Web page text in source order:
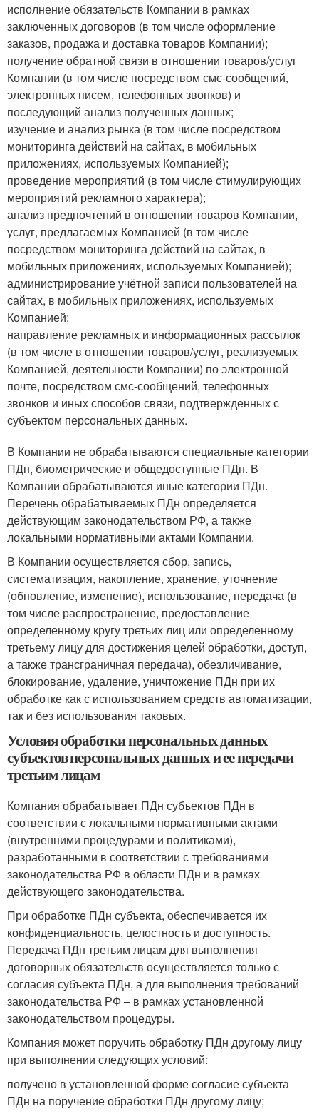
исполнение обязательств Компании в рамках
заключенных договоров (в том числе оформление
заказов, продажа и доставка товаров Компании);
получение обратной связи в отношении товаров/услуг
Компании (в том числе посредством смс-сообщений,
электронных писем, телефонных звонков) и
последующий анализ полученных данных;
изучение и анализ рынка (в том числе посредством
мониторинга действий на сайтах, в мобильных
приложениях, используемых Компанией);
проведение мероприятий (в том числе стимулирующих
мероприятий рекламного характера);
анализ предпочтений в отношении товаров Компании,
услуг, предлагаемых Компанией (в том числе
посредством мониторинга действий на сайтах, в
мобильных приложениях, используемых Компанией);
администрирование учётной записи пользователей на
сайтах, в мобильных приложениях, используемых
Компанией;
направление рекламных и информационных рассылок
(в том числе в отношении товаров/услуг, реализуемых
Компанией, деятельности Компании) по электронной
почте, посредством смс-сообщений, телефонных
звонков и иных способов связи, подтвержденных с
субъектом персональных данных.
В Компании не обрабатываются специальные категории
ПДн, биометрические и общедоступные ПДн. В
Компании обрабатываются иные категории ПДн.
Перечень обрабатываемых ПДн определяется
действующим законодательством РФ, а также
локальными нормативными актами Компании.
В Компании осуществляется сбор, запись,
систематизация, накопление, хранение, уточнение
(обновление, изменение), использование, передача (в
том числе распространение, предоставление
определенному кругу третьих лиц или определенному
третьему лицу для достижения целей обработки, доступ,
а также трансграничная передача), обезличивание,
блокирование, удаление, уничтожение ПДн при их
обработке как с использованием средств автоматизации,
так и без использования таковых.
Условия обработки персональных данных
субъектов персональных данных и ее передачи
третьим лицам
Компания обрабатывает ПДн субъектов ПДн в
соответствии с локальными нормативными актами
(внутренними процедурами и политиками),
разработанными в соответствии с требованиями
законодательства РФ в области ПДн и в рамках
действующего законодательства.
При обработке ПДн субъекта, обеспечивается их
конфиденциальность, целостность и доступность.
Передача ПДн третьим лицам для выполнения
договорных обязательств осуществляется только с
согласия субъекта ПДн, а для выполнения требований
законодательства РФ – в рамках установленной
законодательством процедуры.
Компания может поручить обработку ПДн другому лицу
при выполнении следующих условий:
получено в установленной форме согласие субъекта
ПДн на поручение обработки ПДн другому лицу;